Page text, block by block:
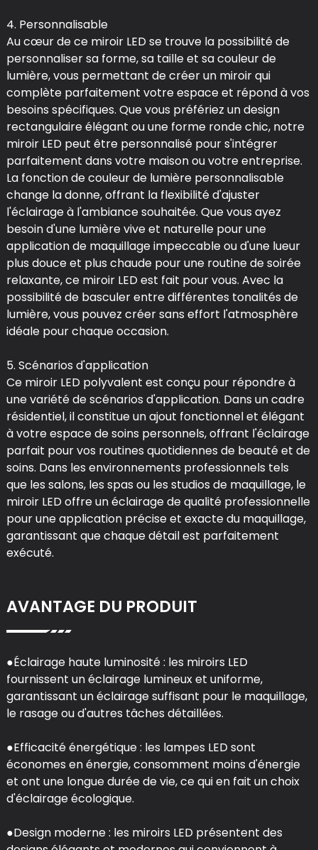
4. Personnalisable
Au cœur de ce miroir LED se trouve la possibilité de
personnaliser sa forme, sa taille et sa couleur de
lumière, vous permettant de créer un miroir qui
complète parfaitement votre espace et répond à vos
besoins spécifiques. Que vous préfériez un design
rectangulaire élégant ou une forme ronde chic, notre
miroir LED peut être personnalisé pour s'intégrer
parfaitement dans votre maison ou votre entreprise.
La fonction de couleur de lumière personnalisable
change la donne, offrant la flexibilité d'ajuster
l'éclairage à l'ambiance souhaitée. Que vous ayez
besoin d'une lumière vive et naturelle pour une
application de maquillage impeccable ou d'une lueur
plus douce et plus chaude pour une routine de soirée
relaxante, ce miroir LED est fait pour vous. Avec la
possibilité de basculer entre différentes tonalités de
lumière, vous pouvez créer sans effort l'atmosphère
idéale pour chaque occasion.
5. Scénarios d'application
Ce miroir LED polyvalent est conçu pour répondre à
une variété de scénarios d'application. Dans un cadre
résidentiel, il constitue un ajout fonctionnel et élégant
à votre espace de soins personnels, offrant l'éclairage
parfait pour vos routines quotidiennes de beauté et de
soins. Dans les environnements professionnels tels
que les salons, les spas ou les studios de maquillage, le
miroir LED offre un éclairage de qualité professionnelle
pour une application précise et exacte du maquillage,
garantissant que chaque détail est parfaitement
exécuté.
AVANTAGE DU PRODUIT
●Éclairage haute luminosité : les miroirs LED
fournissent un éclairage lumineux et uniforme,
garantissant un éclairage suffisant pour le maquillage,
le rasage ou d'autres tâches détaillées.
●Efficacité énergétique : les lampes LED sont
économes en énergie, consomment moins d'énergie
et ont une longue durée de vie, ce qui en fait un choix
d'éclairage écologique.
●Design moderne : les miroirs LED présentent des